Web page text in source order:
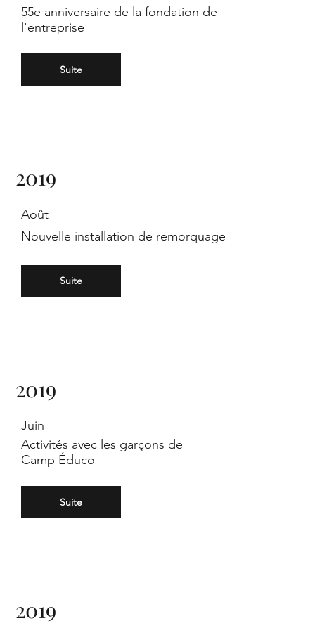
55e anniversaire de la fondation de
l'entreprise
Suite
2019
Août
Nouvelle installation de remorquage
Suite
2019
Juin
Activités avec les garçons de
Camp Éduco
Suite
2019
the
ver
y
fir